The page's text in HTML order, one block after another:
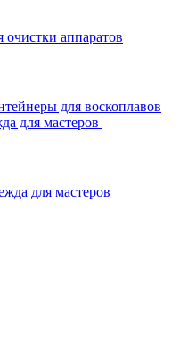
очистки аппаратов
для воскоплавов
для мастеров
для мастеров